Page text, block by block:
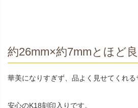
約26mm×約7mmとほど
華美になりすぎず、品よく見せてくれる
安心のK18刻印入りです。